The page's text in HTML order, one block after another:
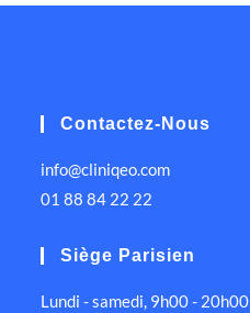
Contactez-Nous
info@cliniqeo.com
01 88 84 22 22
Siège Parisien
Lundi - samedi, 9h00 - 20h00